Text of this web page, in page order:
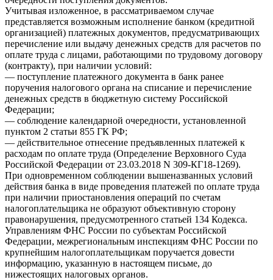
Учитывая изложенное, в рассматриваемом случае
представляется возможным исполнение банком (кредитной
организацией) платежных документов, предусматривающих
перечисление или выдачу денежных средств для расчетов по
оплате труда с лицами, работающими по трудовому договору
(контракту), при наличии условий:
— поступление платежного документа в банк ранее
поручения налогового органа на списание и перечисление
денежных средств в бюджетную систему Российской
Федерации;
— соблюдение календарной очередности, установленной
пунктом 2 статьи 855 ГК РФ;
— действительное отнесение предъявленных платежей к
расходам по оплате труда (Определение Верховного Суда
Российской Федерации от 23.03.2018 N 309-КГ18-1269).
При одновременном соблюдении вышеназванных условий
действия банка в виде проведения платежей по оплате труда
при наличии приостановления операций по счетам
налогоплательщика не образуют объективную сторону
правонарушения, предусмотренного статьей 134 Кодекса.
Управлениям ФНС России по субъектам Российской
Федерации, межрегиональным инспекциям ФНС России по
крупнейшим налогоплательщикам поручается довести
информацию, указанную в настоящем письме, до
нижестоящих налоговых органов.